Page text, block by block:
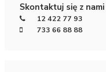
Skontaktuj się z nami
12 422 77 93
733 66 88 88